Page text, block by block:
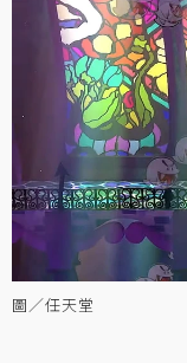
圖／任天堂